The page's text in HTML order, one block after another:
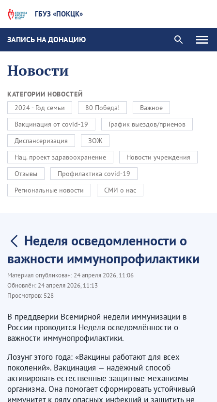
ГБУЗ «ПОКЦК»
ЗАПИСЬ НА ДОНАЦИЮ
Новости
КАТЕГОРИИ НОВОСТЕЙ
2024 - Год семьи
80 Победа!
Важное
Вакцинация от covid-19
График выездов/приемов
Диспансеризация
ЗОЖ
Нац. проект здравоохранение
Новости учреждения
Отзывы
Профилактика covid-19
Региональные новости
СМИ о нас
Неделя осведомленности о
важности иммунопрофилактики
Материал опубликован: 24 апреля 2026, 11:06
Обновлён: 24 апреля 2026, 11:13
Просмотров: 528
В преддверии Всемирной недели иммунизации в
России проводится Неделя осведомлённости о
важности иммунопрофилактики.
Лозунг этого года: «Вакцины работают для всех
поколений». Вакцинация — надёжный способ
активировать естественные защитные механизмы
организма. Она помогает сформировать устойчивый
иммунитет к ряду опасных инфекций и защитить не